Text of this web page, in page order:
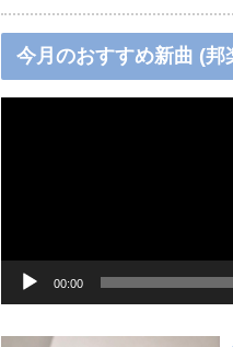
今月のおすすめ新曲 (邦
ー
00:00